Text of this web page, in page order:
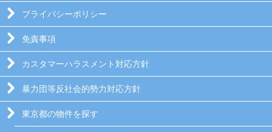
プライバシーポリシー
免責事項
カスタマーハラスメント対応方針
暴力団等反社会的勢力対応方針
東京都の物件を探す